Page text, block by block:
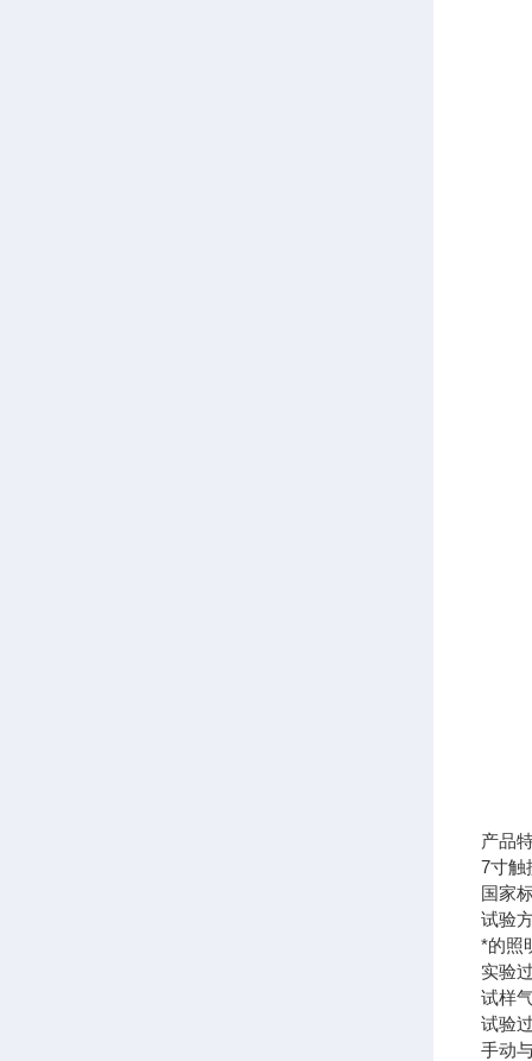
产品
7寸触
国家
试验
*的照
实验
试样
试验
手动